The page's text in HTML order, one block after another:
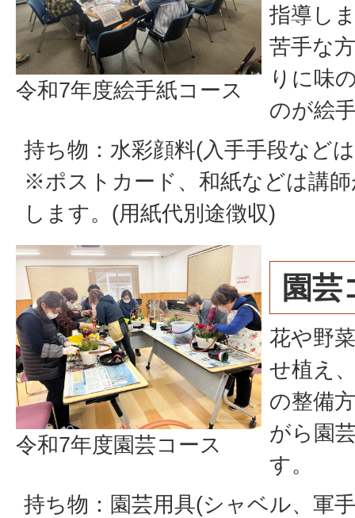
令和7年度絵手紙コース
指導し
苦手な
りに味
のが絵
持ち物：水彩顔料(入手手段など
※ポストカード、和紙などは講
します。(用紙代別途徴収)
令和7年度園芸コース
園芸
花や野
せ植え
の整備
がら園
す。
持ち物：園芸用具(シャベル、軍